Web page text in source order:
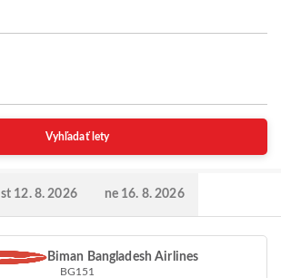
Vyhľadať lety
st 12. 8. 2026 ne 16. 8. 2026
Biman Bangladesh Airlines
BG151